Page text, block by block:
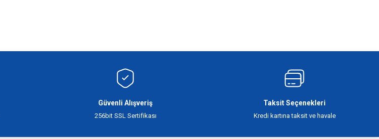
Güvenli Alışveriş
256bit SSL Sertifikası
Taksit Seçenekleri
Kredi kartına taksit ve havale